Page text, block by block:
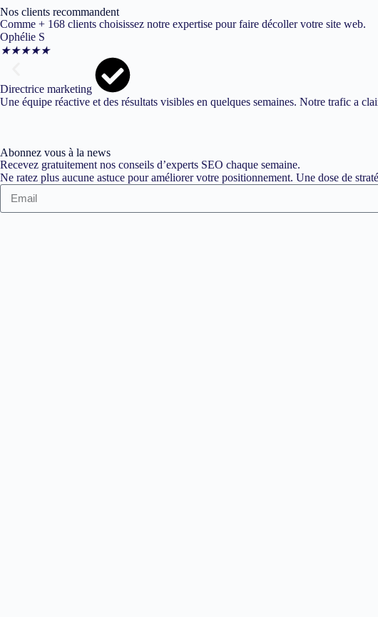
Nos clients recommandent
Comme + 168 clients choisissez notre expertise pour faire décoller votre site web.
Ophélie S
★★★★★
Directrice marketing
Une équipe réactive et des résultats visibles en quelques semaines. Notre trafic a
Abonnez vous à la news
Recevez gratuitement nos conseils d’experts SEO chaque semaine.
Ne ratez plus aucune astuce pour améliorer votre positionnement. Une dose de